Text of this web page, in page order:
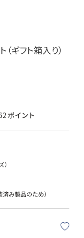
ギフト箱入り）
ポイント
済み製品のため）